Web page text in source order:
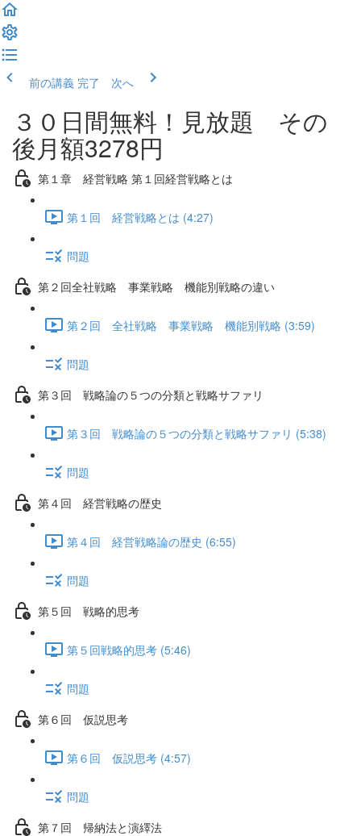
前の講義 完了 次へ
３０日間無料！見放題 その
後月額3278円
第１章 経営戦略 第１回経営戦略とは
第１回 経営戦略とは (4:27)
問題
第２回全社戦略 事業戦略 機能別戦略の違い
第２回 全社戦略 事業戦略 機能別戦略 (3:59)
問題
第３回 戦略論の５つの分類と戦略サファリ
第３回 戦略論の５つの分類と戦略サファリ (5:38)
問題
第４回 経営戦略の歴史
第４回 経営戦略論の歴史 (6:55)
問題
第５回 戦略的思考
第５回戦略的思考 (5:46)
問題
第６回 仮説思考
第６回 仮説思考 (4:57)
問題
第７回 帰納法と演繹法